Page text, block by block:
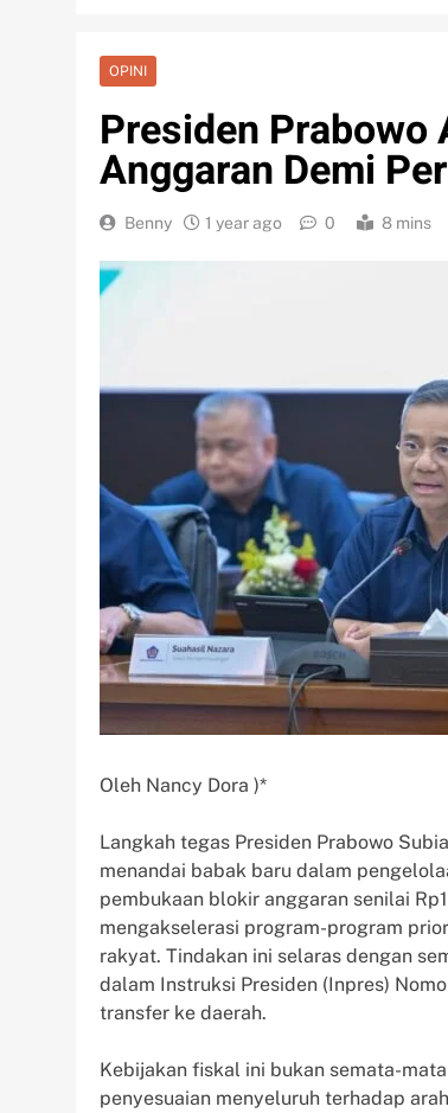
OPINI
Presiden
Anggaran Demi
Benny 1 year ago 0 8 mins
Oleh Nancy Dora )*
Langkah tegas Presiden Prabowo
menandai babak baru dalam
pembukaan blokir anggaran senilai
mengakselerasi program-program
rakyat. Tindakan ini selaras dengan
dalam Instruksi Presiden (Inpres)
transfer ke daerah.
Kebijakan fiskal ini bukan semata-
penyesuaian menyeluruh terhadap